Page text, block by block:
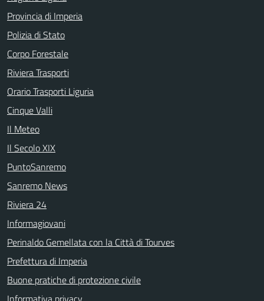
Provincia di Imperia
Polizia di Stato
Corpo Forestale
Riviera Trasporti
Orario Trasporti Liguria
Cinque Valli
Il Meteo
Il Secolo XIX
PuntoSanremo
Sanremo News
Riviera 24
Informagiovani
Perinaldo Gemellata con la Città di Tourves
Prefettura di Imperia
Buone pratiche di protezione civile